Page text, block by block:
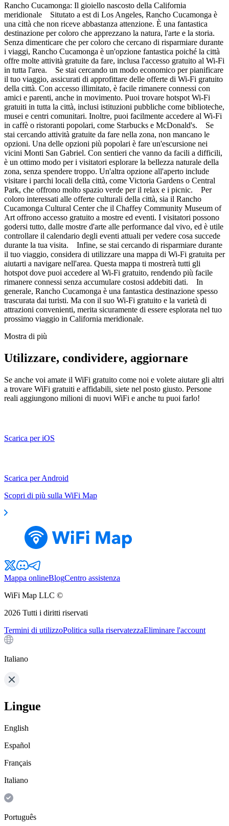
Rancho Cucamonga: Il gioiello nascosto della California
meridionale Situtato a est di Los Angeles, Rancho Cucamonga è
una città che non riceve abbastanza attenzione. È una fantastica
destinazione per coloro che apprezzano la natura, l'arte e la storia.
Senza dimenticare che per coloro che cercano di risparmiare durante
i viaggi, Rancho Cucamonga è un'opzione fantastica poiché la città
offre molte attività gratuite da fare, inclusa l'accesso gratuito al Wi-Fi
in tutta l'area. Se stai cercando un modo economico per pianificare
il tuo viaggio, assicurati di approfittare delle offerte di Wi-Fi gratuito
della città. Con accesso illimitato, è facile rimanere connessi con
amici e parenti, anche in movimento. Puoi trovare hotspot Wi-Fi
gratuiti in tutta la città, inclusi istituzioni pubbliche come biblioteche,
musei e centri comunitari. Inoltre, puoi facilmente accedere al Wi-Fi
in caffè o ristoranti popolari, come Starbucks e McDonald's. Se
stai cercando attività gratuite da fare nella zona, non mancano le
opzioni. Una delle opzioni più popolari è fare un'escursione nei
vicini Monti San Gabriel. Con sentieri che vanno da facili a difficili,
è un ottimo modo per i visitatori esplorare la bellezza naturale della
zona, senza spendere troppo. Un'altra opzione all'aperto include
visitare i parchi locali della città, come Victoria Gardens o Central
Park, che offrono molto spazio verde per il relax e i picnic. Per
coloro interessati alle offerte culturali della città, sia il Rancho
Cucamonga Cultural Center che il Chaffey Community Museum of
Art offrono accesso gratuito a mostre ed eventi. I visitatori possono
godersi tutto, dalle mostre d'arte alle performance dal vivo, ed è utile
controllare il calendario degli eventi attuali per vedere cosa succede
durante la tua visita. Infine, se stai cercando di risparmiare durante
il tuo viaggio, considera di utilizzare una mappa di Wi-Fi gratuita per
aiutarti a navigare nell'area. Questa mappa ti mostrerà tutti gli
hotspot dove puoi accedere al Wi-Fi gratuito, rendendo più facile
rimanere connessi senza accumulare costosi addebiti dati. In
generale, Rancho Cucamonga è una fantastica destinazione spesso
trascurata dai turisti. Ma con il suo Wi-Fi gratuito e la varietà di
attrazioni convenienti, merita sicuramente di essere esplorata nel tuo
prossimo viaggio in California meridionale.
Mostra di più
Utilizzare, condividere, aggiornare
Se anche voi amate il WiFi gratuito come noi e volete aiutare gli altri
a trovare WiFi gratuiti e affidabili, siete nel posto giusto. Persone
reali aggiungono milioni di nuovi WiFi e anche tu puoi farlo!
Scarica per iOS
Scarica per Android
Scopri di più sulla WiFi Map
Mappa onlineBlogCentro assistenza
WiFi Map LLC ©
2026 Tutti i diritti riservati
Termini di utilizzoPolitica sulla riservatezzaEliminare l'account
Italiano
Lingue
English
Español
Français
Italiano
Português